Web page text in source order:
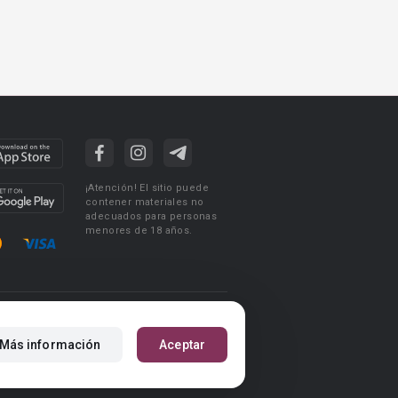
Más información Aceptar
¡Atención! El sitio puede
contener materiales no
adecuados para personas
menores de 18 años.
Reglas para la publicación de libros